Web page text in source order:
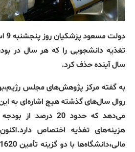
تغذیه دانشجویی را که هر سال در
سال آینده حذف کرد.
روال سال‌های گذشته هیچ اشاره‌ای به این
می‌دهد که حدود 20
هزینه‌های تغذیه اختصاص